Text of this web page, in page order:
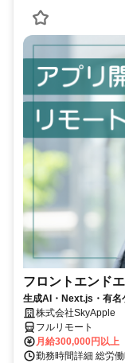
フロントエンド
生成AI・Next.js・有
株式会社SkyApple
フルリモート
月給300,000円以上
勤務時間詳細 総労